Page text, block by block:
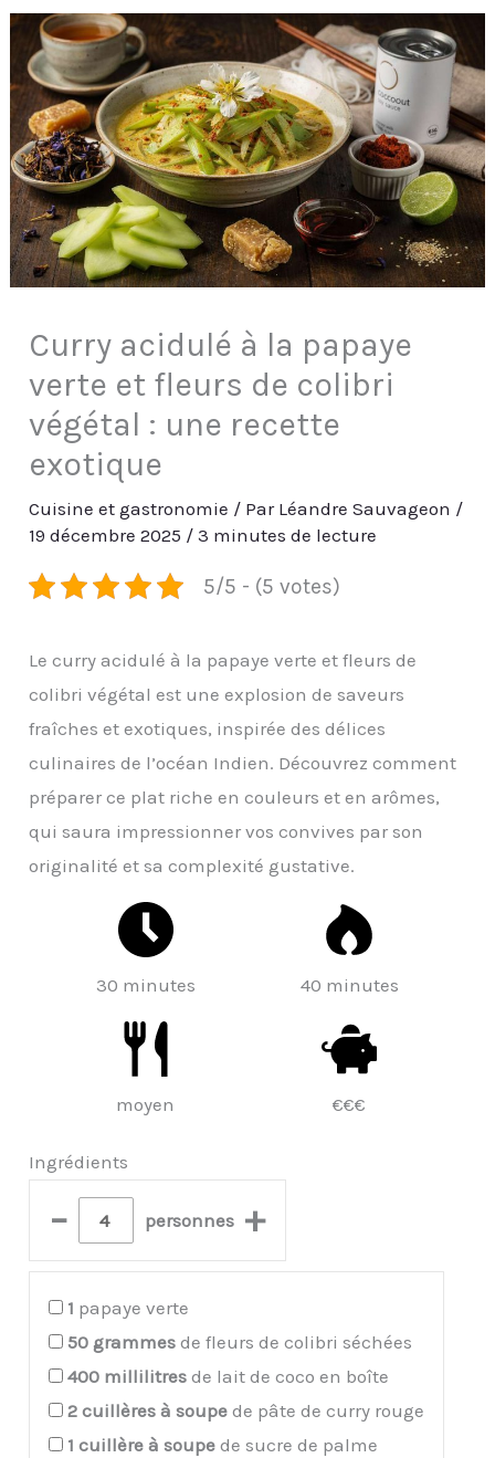
Curry acidulé à la papaye
verte et fleurs de colibri
végétal : une recette
exotique
Cuisine et gastronomie / Par Léandre Sauvageon /
19 décembre 2025 /3 minutes de lecture
5/5 - (5 votes)
Le curry acidulé à la papaye verte et fleurs de
colibri végétal est une explosion de saveurs
fraîches et exotiques, inspirée des délices
culinaires de l’océan Indien. Découvrez comment
préparer ce plat riche en couleurs et en arômes,
qui saura impressionner vos convives par son
originalité et sa complexité gustative.
30 minutes 40 minutes
moyen €€€
Ingrédients
– personnes +
1 papaye verte
50 grammes de fleurs de colibri séchées
400 millilitres de lait de coco en boîte
2 cuillères à soupe de pâte de curry rouge
1 cuillère à soupe de sucre de palme